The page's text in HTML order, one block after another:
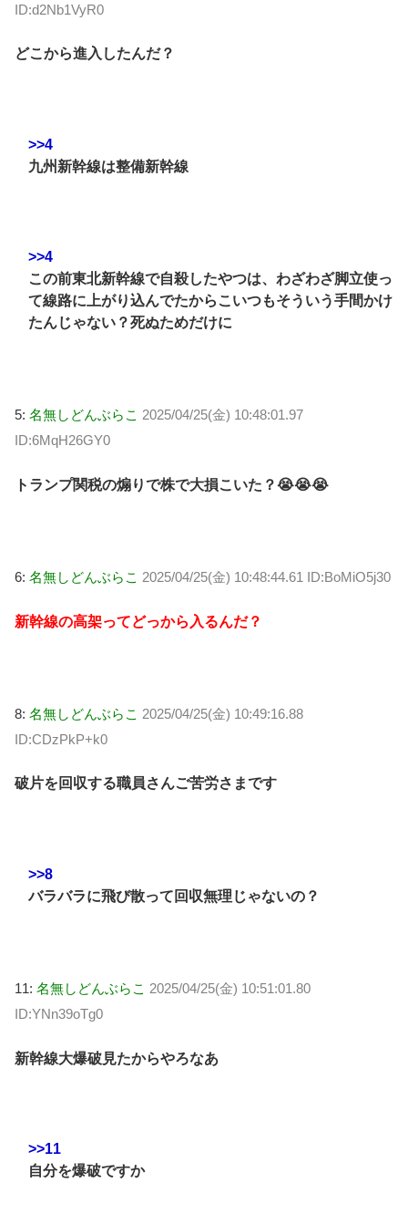
ID:d2Nb1VyR0
どこから進入したんだ？
>>4
九州新幹線は整備新幹線
>>4
この前東北新幹線で自殺したやつは、わざわざ脚立使っ
て線路に上がり込んでたからこいつもそういう手間かけ
たんじゃない？死ぬためだけに
5: 名無しどんぶらこ 2025/04/25(金) 10:48:01.97
ID:6MqH26GY0
トランプ関税の煽りで株で大損こいた？😭😭😭
6: 名無しどんぶらこ 2025/04/25(金) 10:48:44.61 ID:BoMiO5j30
新幹線の高架ってどっから入るんだ？
8: 名無しどんぶらこ 2025/04/25(金) 10:49:16.88
ID:CDzPkP+k0
破片を回収する職員さんご苦労さまです
>>8
バラバラに飛び散って回収無理じゃないの？
11: 名無しどんぶらこ 2025/04/25(金) 10:51:01.80
ID:YNn39oTg0
新幹線大爆破見たからやろなあ
>>11
自分を爆破ですか